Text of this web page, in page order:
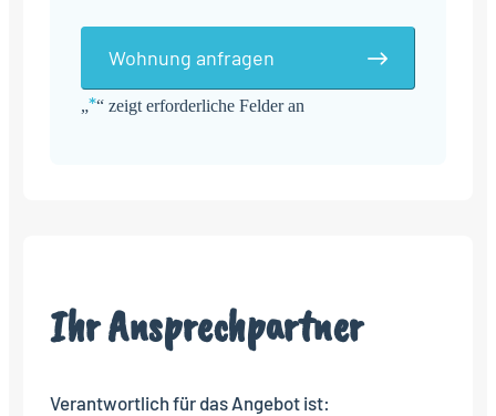
„*“ zeigt erforderliche Felder an
Wohnung anfragen
Ihr Ansprechpartner
Verantwortlich für das Angebot ist: